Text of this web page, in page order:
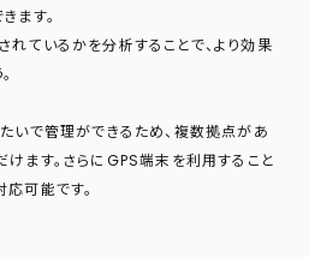
ます。
ているかを分析することで、より効果
いで管理ができるため、複数拠点があ
ます。さらにGPS端末を利用すること
可能です。